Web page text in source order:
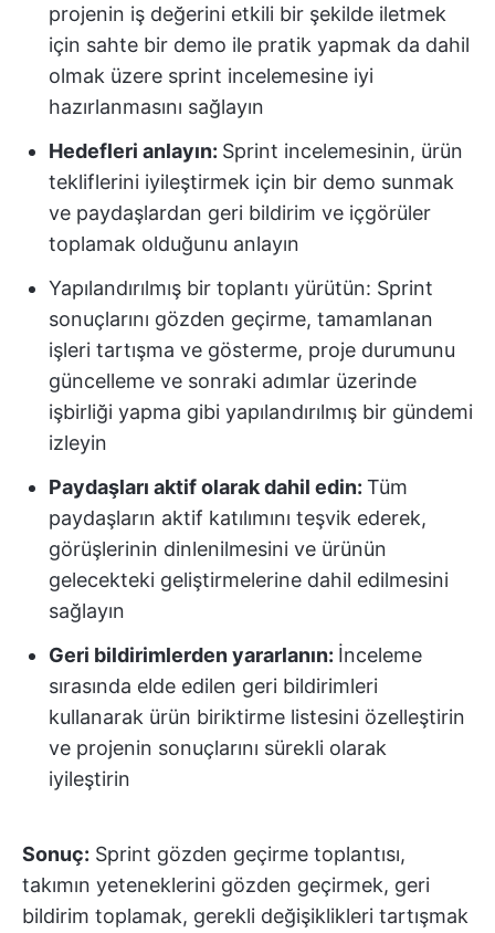
projenin iş değerini etkili bir şekilde iletmek
için sahte bir demo ile pratik yapmak da dahil
olmak üzere sprint incelemesine iyi
hazırlanmasını sağlayın
Hedefleri anlayın: Sprint incelemesinin, ürün
tekliflerini iyileştirmek için bir demo sunmak
ve paydaşlardan geri bildirim ve içgörüler
toplamak olduğunu anlayın
Yapılandırılmış bir toplantı yürütün: Sprint
sonuçlarını gözden geçirme, tamamlanan
işleri tartışma ve gösterme, proje durumunu
güncelleme ve sonraki adımlar üzerinde
işbirliği yapma gibi yapılandırılmış bir gündemi
izleyin
Paydaşları aktif olarak dahil edin: Tüm
paydaşların aktif katılımını teşvik ederek,
görüşlerinin dinlenilmesini ve ürünün
gelecekteki geliştirmelerine dahil edilmesini
sağlayın
Geri bildirimlerden yararlanın: İnceleme
sırasında elde edilen geri bildirimleri
kullanarak ürün biriktirme listesini özelleştirin
ve projenin sonuçlarını sürekli olarak
iyileştirin
Sonuç: Sprint gözden geçirme toplantısı,
takımın yeteneklerini gözden geçirmek, geri
bildirim toplamak, gerekli değişiklikleri tartışmak